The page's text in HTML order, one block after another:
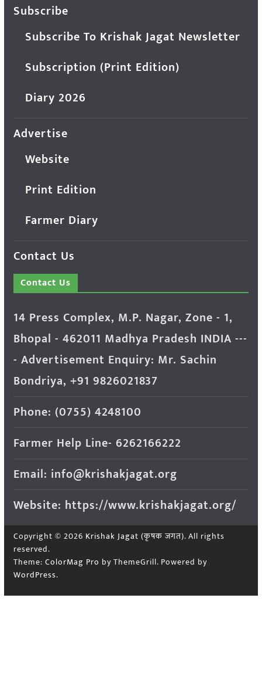
Subscribe
Subscribe To Krishak Jagat Newsletter
Subscription (Print Edition)
Diary 2026
Advertise
Website
Print Edition
Farmer Diary
Contact Us
Contact Us
14 Press Complex, M.P. Nagar, Zone - 1,
Bhopal - 462011 Madhya Pradesh INDIA ---
- Advertisement Enquiry: Mr. Sachin
Bondriya, +91 9826021837
Phone: (0755) 4248100
Farmer Help Line- 6262166222
Email: info@krishakjagat.org
Website: https://www.krishakjagat.org/
Copyright © 2026 Krishak Jagat (कृषक जगत). All rights
reserved.
Theme: ColorMag Pro by ThemeGrill. Powered by
WordPress.